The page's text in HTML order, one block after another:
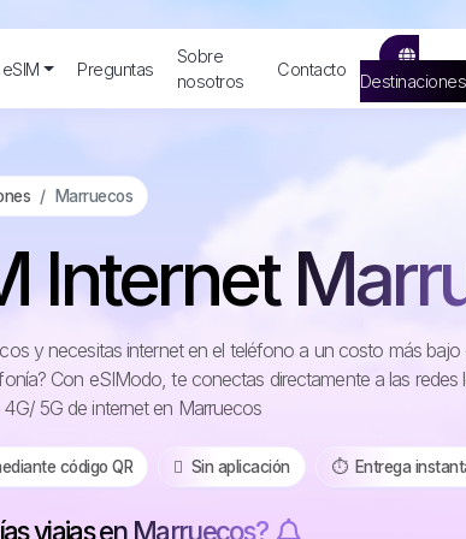
Preguntas
Sobre
nosotros
Contacto
Destinaciones
Marruecos
Internet
y necesitas internet en el teléfono a un costo más
Con eSIModo, te conectas directamente a las
5G de internet en Marruecos
código QR ️ Sin aplicación ⏱️️ Entrega
viajas en Marruecos?